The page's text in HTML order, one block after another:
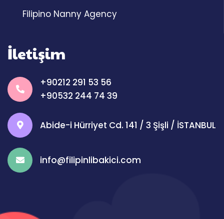
Filipino Nanny Agency
İletişim
+90212 291 53 56
+90532 244 74 39
Abide-i Hürriyet Cd. 141 / 3 Şişli / İSTANBUL
info@filipinlibakici.com